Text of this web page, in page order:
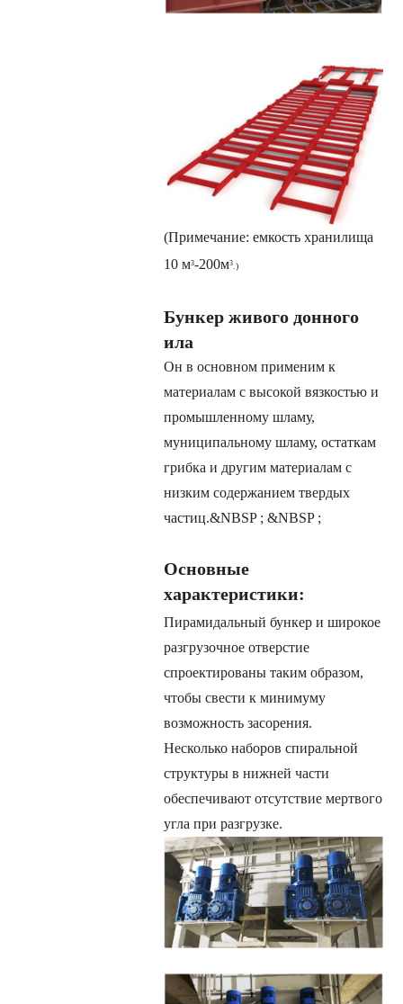
(Примечание: емкость хранилища
10 м3-200м3.)
Бункер живого донного
ила
Он в основном применим к
материалам с высокой вязкостью и
промышленному шламу,
муниципальному шламу, остаткам
грибка и другим материалам с
низким содержанием твердых
частиц.&NBSP ; &NBSP ;
Основные
характеристики:
Пирамидальный бункер и широкое
разгрузочное отверстие
спроектированы таким образом,
чтобы свести к минимуму
возможность засорения.
Несколько наборов спиральной
структуры в нижней части
обеспечивают отсутствие мертвого
угла при разгрузке.